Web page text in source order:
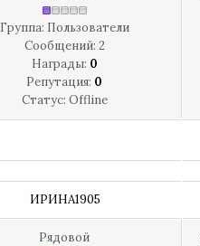
Группа: Пользователи
Сообщений: 2
Награды: 0
Репутация: 0
Статус: Offline
ИРИНА1905
Рядовой